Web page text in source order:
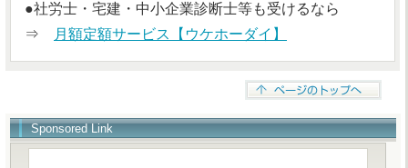
●社労士・宅建・中小企業診断士等も受けるなら
⇒
月額定額サービス【ウケホーダイ】
Sponsored Link